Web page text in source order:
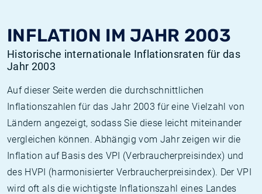
INFLATION IM JAHR 2003
Historische internationale Inflationsraten für das
Jahr 2003
Auf dieser Seite werden die durchschnittlichen
Inflationszahlen für das Jahr 2003 für eine Vielzahl von
Ländern angezeigt, sodass Sie diese leicht miteinander
vergleichen können. Abhängig vom Jahr zeigen wir die
Inflation auf Basis des VPI (Verbraucherpreisindex) und
des HVPI (harmonisierter Verbraucherpreisindex). Der VPI
wird oft als die wichtigste Inflationszahl eines Landes